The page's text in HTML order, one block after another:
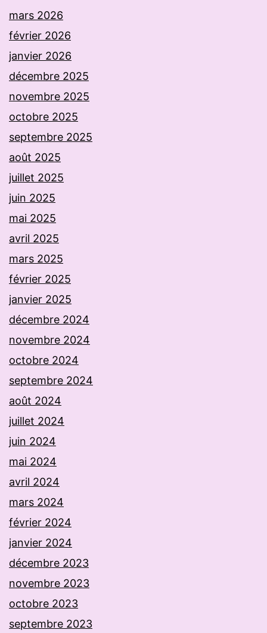
mars 2026
février 2026
janvier 2026
décembre 2025
novembre 2025
octobre 2025
septembre 2025
août 2025
juillet 2025
juin 2025
mai 2025
avril 2025
mars 2025
février 2025
janvier 2025
décembre 2024
novembre 2024
octobre 2024
septembre 2024
août 2024
juillet 2024
juin 2024
mai 2024
avril 2024
mars 2024
février 2024
janvier 2024
décembre 2023
novembre 2023
octobre 2023
septembre 2023